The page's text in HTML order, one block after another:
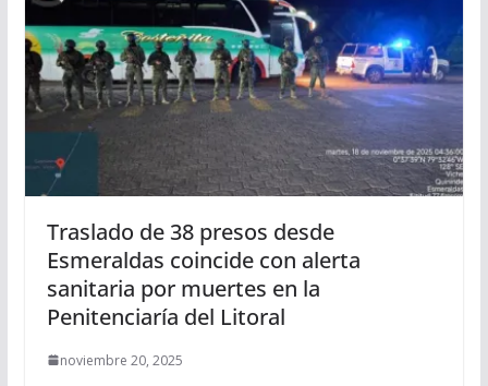
Traslado de 38 presos desde
Esmeraldas coincide con alerta
sanitaria por muertes en la
Penitenciaría del Litoral
noviembre 20, 2025